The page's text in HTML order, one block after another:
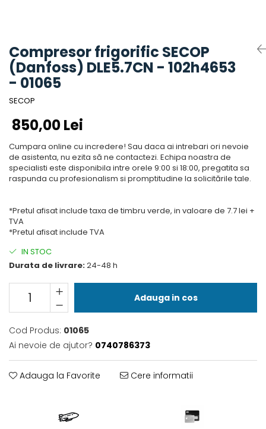
Vaporizatoare
Tavan
Unghiular
Dublu flux
Perete
Automatizare
Controlere
Panou comanda
Termostate
Filtre
Racorduri antivibrante
Valve termostatice de
Vizoare de lichid
Robineti
Electrovalve, bobine
Motor ventilator
Ventilatoare
(capacitor)
Solutii igienizare
Accesorii montaj aer condiționat
Elemente mascare traseu aer
Compresor frigorific SECOP
(Danfoss) DLE5.7CN - 102h4653
- 01065
SECOP
850,00 Lei
Cumpara online cu incredere! Sau daca ai intrebari ori nevoie
de asistenta, nu ezita să ne contactezi. Echipa noastra de
specialisti este disponibila intre orele 9:00 si 18:00, pregatita sa
raspunda cu profesionalism si promptitudine la solicitările tale.
*Pretul afisat include taxa de timbru verde, in valoare de 7.7 lei +
TVA
*Pretul afisat include TVA
IN STOC
Durata de livrare:24-48 h
Adauga in cos
Cod Produs: 01065
Ai nevoie de ajutor? 0740786373
Adauga la Favorite Cere informatii